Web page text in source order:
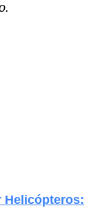
Helicópteros: